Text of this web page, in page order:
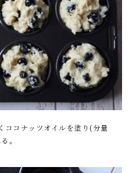
ココナッツオイルを塗り(分量
。